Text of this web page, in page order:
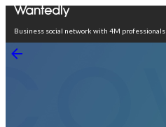
Business social network with 4M professionals